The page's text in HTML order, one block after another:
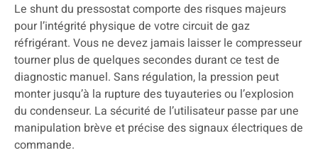
Le shunt du pressostat comporte des risques majeurs
pour l’intégrité physique de votre circuit de gaz
réfrigérant. Vous ne devez jamais laisser le compresseur
tourner plus de quelques secondes durant ce test de
diagnostic manuel. Sans régulation, la pression peut
monter jusqu’à la rupture des tuyauteries ou l’explosion
du condenseur. La sécurité de l’utilisateur passe par une
manipulation brève et précise des signaux électriques de
commande.